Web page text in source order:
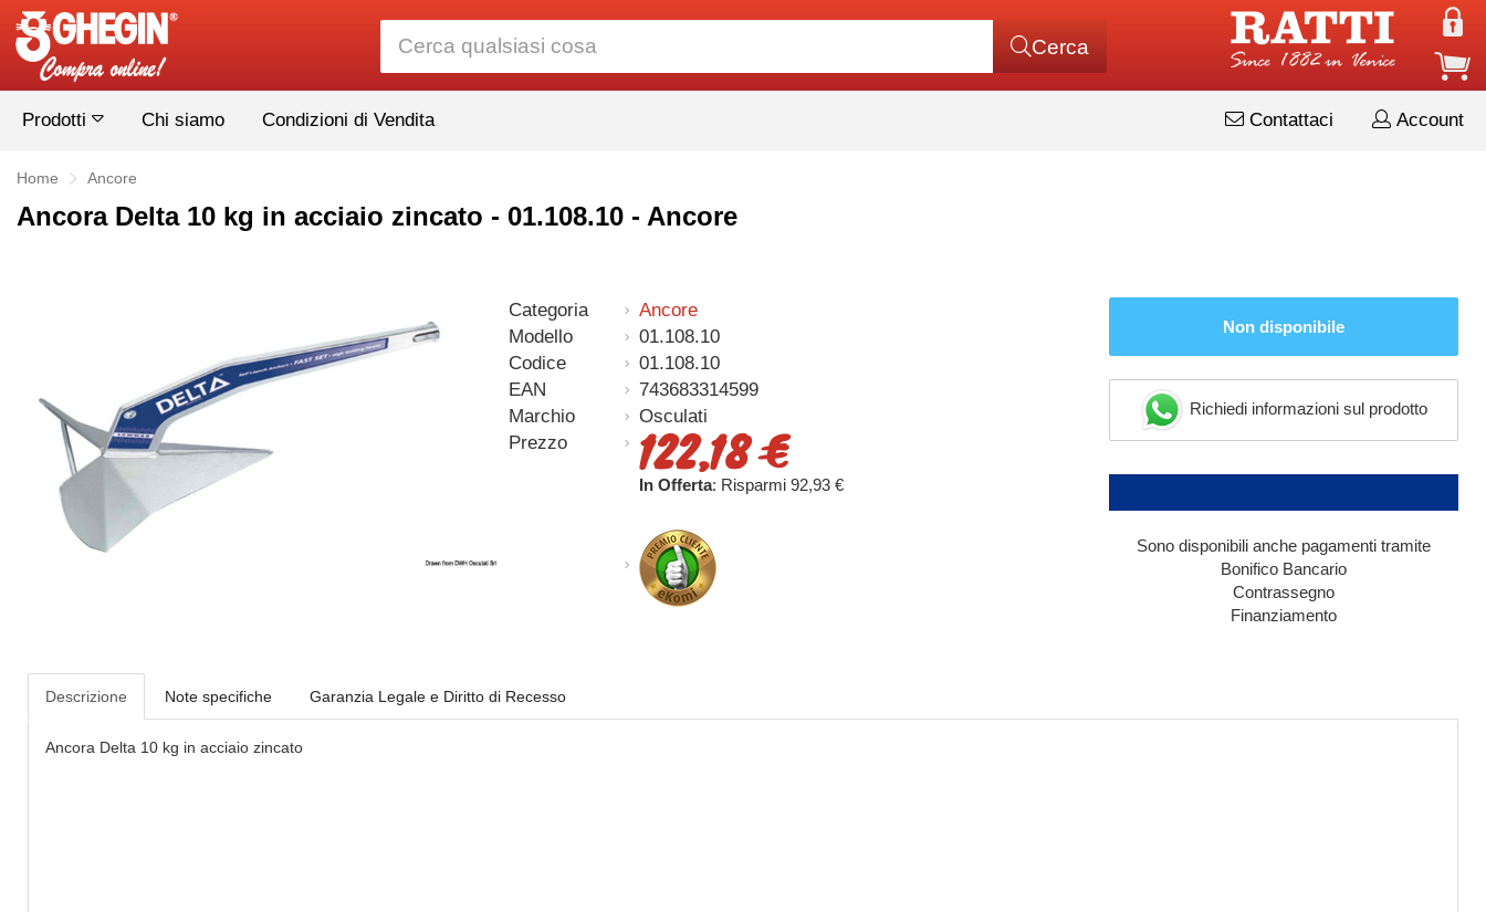
Cerca
Prodotti Chi siamo Condizioni di Vendita Account
Contattaci
Home Ancore
Ancora Delta 10 kg in acciaio zincato - 01.108.10 - Ancore
Categoria
Ancore
Modello
01.108.10
Codice
01.108.10
EAN
743683314599
Marchio
Osculati
Prezzo
122,18 €
In Offerta: Risparmi 92,93 €
Non disponibile
Richiedi informazioni sul prodotto
Sono disponibili anche pagamenti tramite
Bonifico Bancario
Contrassegno
Finanziamento
Descrizione Note specifiche Garanzia Legale e Diritto di Recesso
Ancora Delta 10 kg in acciaio zincato